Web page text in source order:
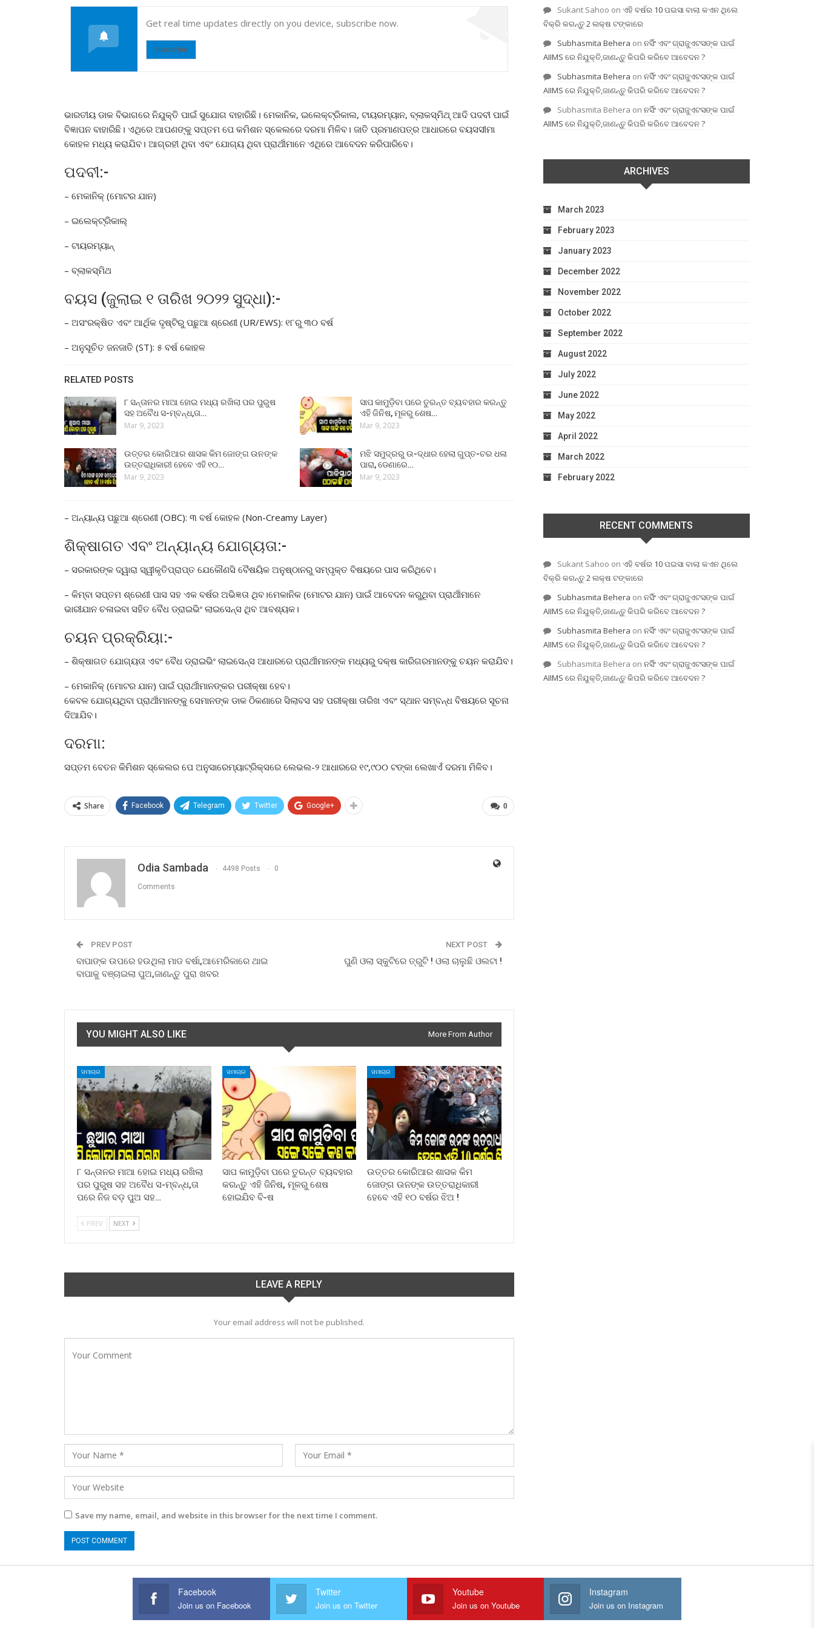
Get real time updates directly on you device, subscribe now.
Subscribe
ଭାରତୀୟ ଡାକ ବିଭାଗରେ ନିଯୁକ୍ତି ପାଇଁ ସୁଯୋଗ ବାହାରିଛି। ମେକାନିକ, ଇଲେକ୍ଟ୍ରିକାଲ, ଟାୟରମ୍ୟାନ, ବ୍ଲାକସ୍ମିଥ୍ ଆଦି ପଦବୀ ପାଇଁ
ବିଜ୍ଞାପନ ବାହାରିଛି। ଏଥିରେ ଆପଣଙ୍କୁ ସପ୍ତମ ପେ କମିଶନ ସ୍କେଲରେ ଦରମା ମିଳିବ। ଜାତି ପ୍ରମାଣପତ୍ର ଆଧାରରେ ବୟସସୀମା
କୋହଳ ମଧ୍ୟ କରାଯିବ। ଆଗ୍ରହୀ ଥିବା ଏବଂ ଯୋଗ୍ୟ ଥିବା ପ୍ରାର୍ଥୀମାନେ ଏଥିରେ ଆବେଦନ କରିପାରିବେ।
ପଦବୀ:-
– ମେକାନିକ୍ (ମୋଟର ଯାନ)
– ଇଲେକ୍ଟ୍ରିକାଲ୍
– ଟାୟରମ୍ୟାନ୍
– ବ୍ଲାକସ୍ମିଥ
ବୟସ (ଜୁଲାଇ ୧ ତାରିଖ ୨୦୨୨ ସୁଦ୍ଧା):-
– ଅସଂରକ୍ଷିତ ଏବଂ ଆର୍ଥିକ ଦୃଷ୍ଟିରୁ ପଛୁଆ ଶ୍ରେଣୀ (UR/EWS): ୧୮ରୁ ୩୦ ବର୍ଷ
– ଅନୁସୂଚିତ ଜନଜାତି (ST): ୫ ବର୍ଷ କୋହଳ
RELATED POSTS
୮ ସନ୍ତାନର ମାଆ ହୋଇ ମଧ୍ୟ ରଖିଲା ପର ପୁରୁଷ
ସହ ଅବୈଧ ସ-ମ୍ବନ୍ଧ,ତା…
Mar 9, 2023
ସାପ କାମୁଡ଼ିବା ପରେ ତୁରନ୍ତ ବ୍ୟବହାର କରନ୍ତୁ
ଏହି ଜିନିଷ, ମୂଳରୁ ଶେଷ…
Mar 9, 2023
ଉତ୍ତର କୋରିଆର ଶାସକ କିମ ଜୋଙ୍ଗ ଉନଙ୍କ
ଉତ୍ତରାଧିକାରୀ ହେବେ ଏହି ୧୦…
Mar 9, 2023
ମଝି ସମୁଦ୍ରରୁ ଉ-ଦ୍ଧାର ହେଲା ଗୁପ୍ତ-ଚର ଧଳା
ପାରା, ଡେଣାରେ…
Mar 9, 2023
– ଅନ୍ୟାନ୍ୟ ପଛୁଆ ଶ୍ରେଣୀ (OBC): ୩ ବର୍ଷ କୋହଳ (Non-Creamy Layer)
ଶିକ୍ଷାଗତ ଏବଂ ଅନ୍ୟାନ୍ୟ ଯୋଗ୍ୟତା:-
– ସରକାରଙ୍କ ଦ୍ୱାରା ସ୍ୱୀକୃତିପ୍ରାପ୍ତ ଯେକୌଣସି ବୈଷୟିକ ଅନୁଷ୍ଠାନରୁ ସମ୍ପୃକ୍ତ ବିଷୟରେ ପାସ କରିଥିବେ।
– କିମ୍ବା ସପ୍ତମ ଶ୍ରେଣୀ ପାସ ସହ ଏକ ବର୍ଷର ଅଭିଜ୍ଞତା ଥିବ।ମେକାନିକ (ମୋଟର ଯାନ) ପାଇଁ ଆବେଦନ କରୁଥିବା ପ୍ରାର୍ଥୀମାନେ
ଭାରୀଯାନ ଚଳାଇବା ସହିତ ବୈଧ ଡ୍ରାଇଭିଂ ଲାଇସେନ୍ସ ଥିବ ଆବଶ୍ୟକ।
ଚୟନ ପ୍ରକ୍ରିୟା:-
– ଶିକ୍ଷାଗତ ଯୋଗ୍ୟତା ଏବଂ ବୈଧ ଡ୍ରାଇଭିଂ ଲାଇସେନ୍ସ ଆଧାରରେ ପ୍ରାର୍ଥୀମାନଙ୍କ ମଧ୍ୟରୁ ଦକ୍ଷ କାରିଗରମାନଙ୍କୁ ଚୟନ କରାଯିବ।
– ମେକାନିକ୍ (ମୋଟର ଯାନ) ପାଇଁ ପ୍ରାର୍ଥୀମାନଙ୍କର ପରୀକ୍ଷା ହେବ।
କେବଳ ଯୋଗ୍ୟଥିବା ପ୍ରାର୍ଥୀମାନଙ୍କୁ ସେମାନଙ୍କ ଡାକ ଠିକଣାରେ ସିଲାବସ ସହ ପରୀକ୍ଷା ତାରିଖ ଏବଂ ସ୍ଥାନ ସମ୍ବନ୍ଧ ବିଷୟରେ ସୂଚନା
ଦିଆଯିବ।
ଦରମା:
ସପ୍ତମ ବେତନ କିମିଶନ ସ୍କେଲର ପେ ଅନୁସାରେମ୍ୟାଟ୍ରିକ୍ସରେ ଲେଭଲ-୨ ଆଧାରରେ ୧୯,୯୦୦ ଟଙ୍କା ଲେଖାଏଁ ଦରମା ମିଳିବ।
0
Share Facebook Telegram Twitter Google+
Odia Sambada 4498 Posts 0
Comments
PREV POST
ବାପାଙ୍କ ଉପରେ ହଉଥିଲା ମାଡ ବର୍ଷା,ଆମେରିକାରେ ଥାଇ
ବାପାକୁ ବଞ୍ଚାଇଲା ପୁଅ,ଜାଣନ୍ତୁ ପୁରା ଖବର
NEXT POST
ପୁଣି ଓଲା ସ୍କୁଟିରେ ତ୍ରୁଟି ! ଓଲା ଚାଲୁଛି ଓଲଟା !
YOU MIGHT ALSO LIKE More From Author
ସମାଚାର
୮ ସନ୍ତାନର ମାଆ ହୋଇ ମଧ୍ୟ ରଖିଲା
ପର ପୁରୁଷ ସହ ଅବୈଧ ସ-ମ୍ବନ୍ଧ,ତା
ପରେ ନିଜ ବଡ଼ ପୁଅ ସହ…
ସମାଚାର
ସାପ କାମୁଡ଼ିବା ପରେ ତୁରନ୍ତ ବ୍ୟବହାର
କରନ୍ତୁ ଏହି ଜିନିଷ, ମୂଳରୁ ଶେଷ
ହୋଇଯିବ ବି-ଷ
ସମାଚାର
ଉତ୍ତର କୋରିଆର ଶାସକ କିମ
ଜୋଙ୍ଗ ଉନଙ୍କ ଉତ୍ତରାଧିକାରୀ
ହେବେ ଏହି ୧୦ ବର୍ଷର ଝିଅ !
PREV NEXT
LEAVE A REPLY
Your email address will not be published.
Save my name, email, and website in this browser for the next time I comment.
Sukant Sahoo on ଏହି ବର୍ଷର 10 ପଇସା ବାଲା କଏନ ଥିଲେ
ବିକ୍ରି କରନ୍ତୁ 2 ଲକ୍ଷ ଟଙ୍କାରେ
Subhasmita Behera on ନର୍ସିଂ ଏବଂ ଗ୍ରାଜୁଏଟସଙ୍କ ପାଇଁ
AIIMS ରେ ନିଯୁକ୍ତି,ଜାଣନ୍ତୁ କିପରି କରିବେ ଆବେଦନ ?
Subhasmita Behera on ନର୍ସିଂ ଏବଂ ଗ୍ରାଜୁଏଟସଙ୍କ ପାଇଁ
AIIMS ରେ ନିଯୁକ୍ତି,ଜାଣନ୍ତୁ କିପରି କରିବେ ଆବେଦନ ?
Subhasmita Behera on ନର୍ସିଂ ଏବଂ ଗ୍ରାଜୁଏଟସଙ୍କ ପାଇଁ
AIIMS ରେ ନିଯୁକ୍ତି,ଜାଣନ୍ତୁ କିପରି କରିବେ ଆବେଦନ ?
ARCHIVES
March 2023
February 2023
January 2023
December 2022
November 2022
October 2022
September 2022
August 2022
July 2022
June 2022
May 2022
April 2022
March 2022
February 2022
RECENT COMMENTS
Sukant Sahoo on ଏହି ବର୍ଷର 10 ପଇସା ବାଲା କଏନ ଥିଲେ
ବିକ୍ରି କରନ୍ତୁ 2 ଲକ୍ଷ ଟଙ୍କାରେ
Subhasmita Behera on ନର୍ସିଂ ଏବଂ ଗ୍ରାଜୁଏଟସଙ୍କ ପାଇଁ
AIIMS ରେ ନିଯୁକ୍ତି,ଜାଣନ୍ତୁ କିପରି କରିବେ ଆବେଦନ ?
Subhasmita Behera on ନର୍ସିଂ ଏବଂ ଗ୍ରାଜୁଏଟସଙ୍କ ପାଇଁ
AIIMS ରେ ନିଯୁକ୍ତି,ଜାଣନ୍ତୁ କିପରି କରିବେ ଆବେଦନ ?
Subhasmita Behera on ନର୍ସିଂ ଏବଂ ଗ୍ରାଜୁଏଟସଙ୍କ ପାଇଁ
AIIMS ରେ ନିଯୁକ୍ତି,ଜାଣନ୍ତୁ କିପରି କରିବେ ଆବେଦନ ?
Facebook
Join us on Facebook
Twitter
Join us on Twitter
Youtube
Join us on Youtube
Instagram
Join us on Instagram